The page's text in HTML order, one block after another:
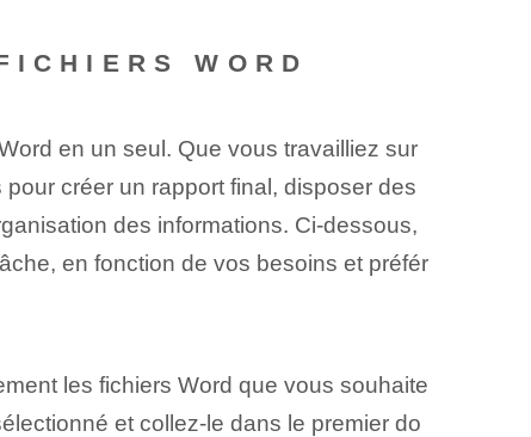
WORD
en un seul. Que vous travailliez sur
créer un rapport final, disposer des
des informations. Ci-dessous,
en fonction de vos besoins et préfér
les fichiers ‌Word que vous souhaite
et collez-le dans le premier⁤ do